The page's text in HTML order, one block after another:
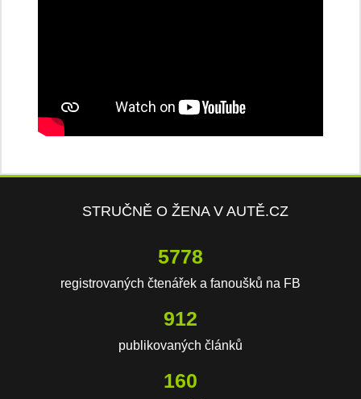
STRUČNĚ O ŽENA V AUTĚ.CZ
9878
registrovaných čtenářek a fanoušků na FB
1560
publikovaných článků
274